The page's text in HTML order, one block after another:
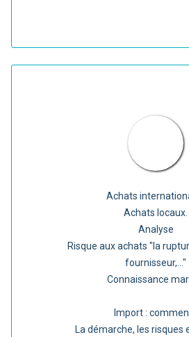
Achats
Achats locaux.
Analyse
Risque aux achats "la
fournisseur,..."
Connaissance
Import :
La démarche, les risques